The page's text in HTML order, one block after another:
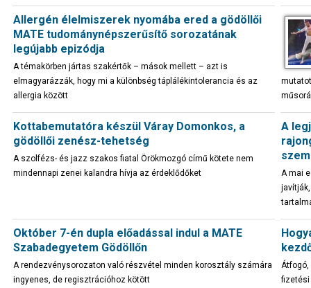
Allergén élelmiszerek nyomába ered a gödöllői
MATE tudománynépszerűsítő sorozatának
legújabb epizódja
A témakörben jártas szakértők – mások mellett – azt is
elmagyarázzák, hogy mi a különbség táplálékintolerancia és az
allergia között
Kottabemutatóra készül Váray Domonkos, a
gödöllői zenész-tehetség
A szolfézs- és jazz szakos fiatal Örökmozgó című kötete nem
mindennapi zenei kalandra hívja az érdeklődőket
A
A mai
Október 7-én dupla előadással indul a MATE
Szabadegyetem Gödöllőn
A rendezvénysorozaton való részvétel minden korosztály számára
ingyenes, de regisztrációhoz kötött
Átfogó,
fizetési